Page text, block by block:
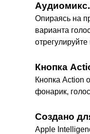
Опираясь на
варианта
Кнопка
Кнопка Action
фонарик,
Создано
Apple